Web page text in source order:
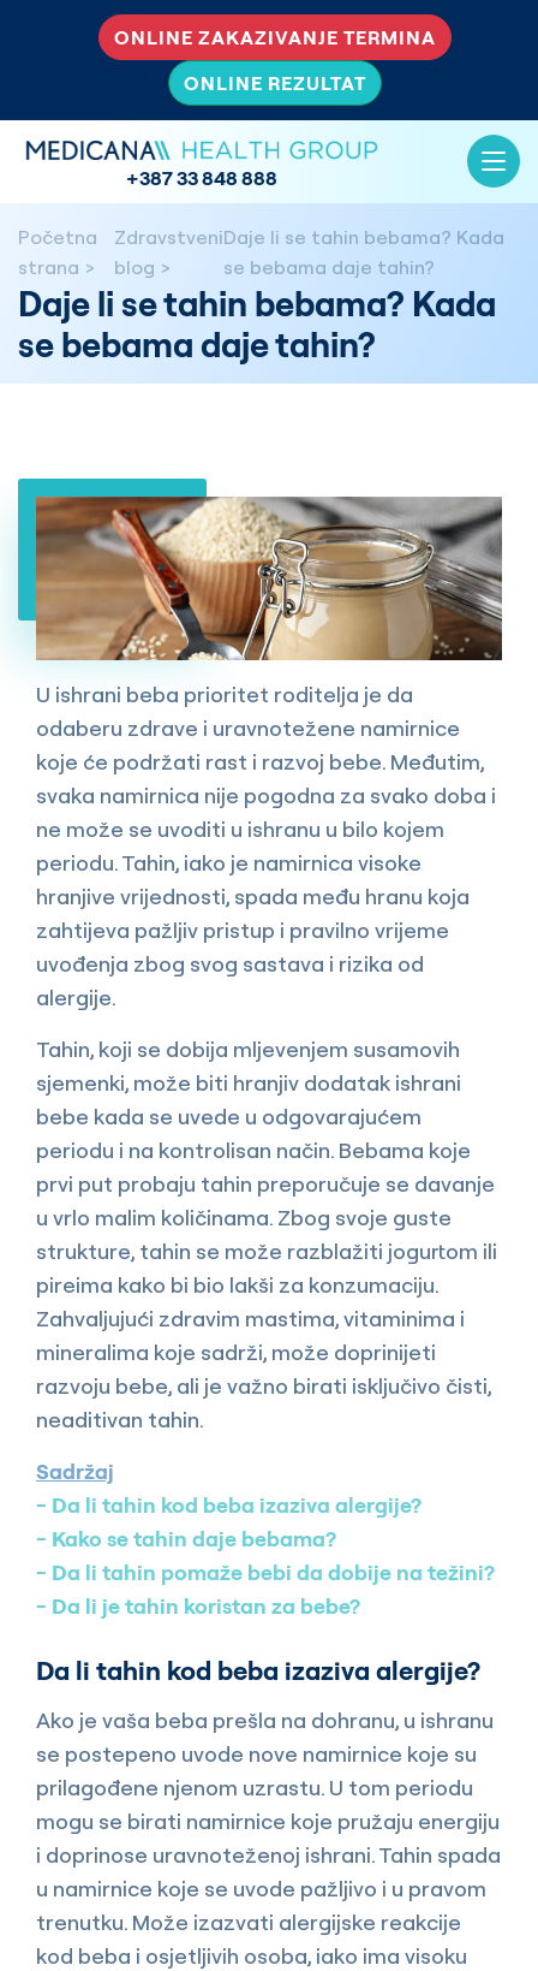
ONLINE ZAKAZIVANJE TERMINA
ONLINE REZULTAT
+387 33 848 888
Početna
strana
Zdravstveni
blog
Daje li se tahin bebama? Kada
se bebama daje tahin?
Daje li se tahin bebama? Kada
se bebama daje tahin?
U ishrani beba prioritet roditelja je da
odaberu zdrave i uravnotežene namirnice
koje će podržati rast i razvoj bebe. Međutim,
svaka namirnica nije pogodna za svako doba i
ne može se uvoditi u ishranu u bilo kojem
periodu. Tahin, iako je namirnica visoke
hranjive vrijednosti, spada među hranu koja
zahtijeva pažljiv pristup i pravilno vrijeme
uvođenja zbog svog sastava i rizika od
alergije.
Tahin, koji se dobija mljevenjem susamovih
sjemenki, može biti hranjiv dodatak ishrani
bebe kada se uvede u odgovarajućem
periodu i na kontrolisan način. Bebama koje
prvi put probaju tahin preporučuje se davanje
u vrlo malim količinama. Zbog svoje guste
strukture, tahin se može razblažiti jogurtom ili
pireima kako bi bio lakši za konzumaciju.
Zahvaljujući zdravim mastima, vitaminima i
mineralima koje sadrži, može doprinijeti
razvoju bebe, ali je važno birati isključivo čisti,
neaditivan tahin.
Sadržaj
Da li tahin kod beba izaziva alergije?
Kako se tahin daje bebama?
Da li tahin pomaže bebi da dobije na težini?
Da li je tahin koristan za bebe?
Da li tahin kod beba izaziva alergije?
Ako je vaša beba prešla na dohranu, u ishranu
se postepeno uvode nove namirnice koje su
prilagođene njenom uzrastu. U tom periodu
mogu se birati namirnice koje pružaju energiju
i doprinose uravnoteženoj ishrani. Tahin spada
u namirnice koje se uvode pažljivo i u pravom
trenutku. Može izazvati alergijske reakcije
kod beba i osjetljivih osoba, iako ima visoku